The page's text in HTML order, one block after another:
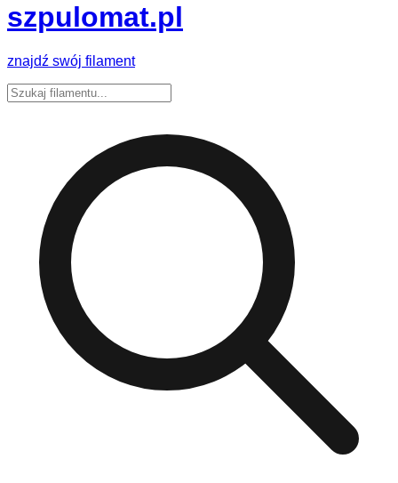
szpulomat.pl
znajdź swój filament